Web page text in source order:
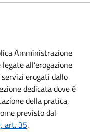
Amministrazione
all’erogazione
erogati dallo
dedicata dove è
della pratica,
previsto dal
art. 35.